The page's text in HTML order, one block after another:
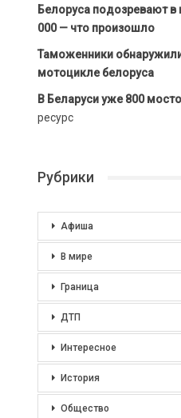
Белоруса подозревают в
000 — что произошло
Таможенники обнаружили
мотоцикле белоруса
В Беларуси уже 800
ресурс
Рубрики
Афиша
В мире
Граница
ДТП
Интересное
История
Общество